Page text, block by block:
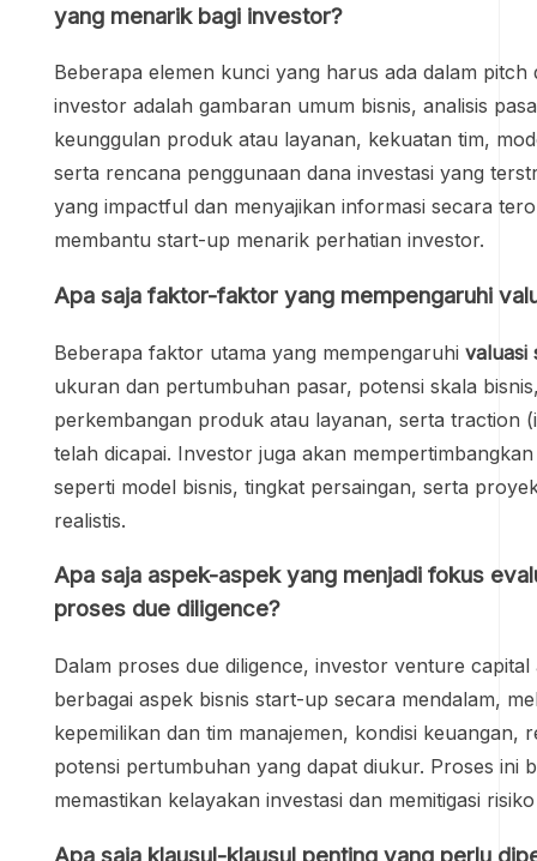
yang menarik bagi investor?
Beberapa elemen kunci yang harus ada dalam pitch
investor adalah gambaran umum bisnis, analisis
keunggulan produk atau layanan, kekuatan tim,
serta rencana penggunaan dana investasi yang
yang impactful dan menyajikan informasi secara
membantu start-up menarik perhatian investor.
Apa saja faktor-faktor yang mempengaruhi
Beberapa faktor utama yang mempengaruhi valuasi
ukuran dan pertumbuhan pasar, potensi skala
perkembangan produk atau layanan, serta traction
telah dicapai. Investor juga akan
seperti model bisnis, tingkat persaingan, serta
realistis.
Apa saja aspek-aspek yang menjadi fokus
proses due diligence?
Dalam proses due diligence, investor venture capital
berbagai aspek bisnis start-up secara mendalam,
kepemilikan dan tim manajemen, kondisi keuangan,
potensi pertumbuhan yang dapat diukur. Proses ini
memastikan kelayakan investasi dan memitigasi
Apa saja klausul-klausul penting yang perlu